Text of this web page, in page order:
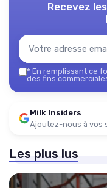
Recevez
* En remplissant ce
des fins
Milk Insiders
Ajoutez-nous à vos
Les plus lus